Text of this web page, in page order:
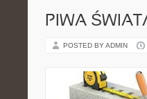
PIWA
POSTED BY ADMIN